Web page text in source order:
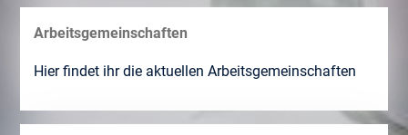
Arbeitsgemeinschaften
Hier findet ihr die aktuellen Arbeitsgemeinschaften